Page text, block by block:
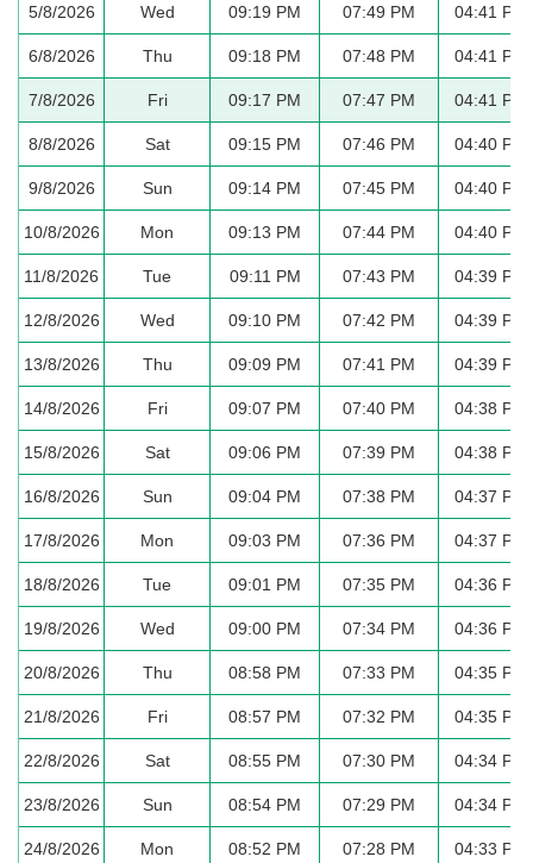
5/8/2026 Wed 09:19 PM 07:49 PM 04:41 PM
6/8/2026 Thu 09:18 PM 07:48 PM 04:41 PM
7/8/2026 Fri 09:17 PM 07:47 PM 04:41 PM
8/8/2026 Sat 09:15 PM 07:46 PM 04:40 PM
9/8/2026 Sun 09:14 PM 07:45 PM 04:40 PM
10/8/2026 Mon 09:13 PM 07:44 PM 04:40 PM
11/8/2026 Tue 09:11 PM 07:43 PM 04:39 PM
12/8/2026 Wed 09:10 PM 07:42 PM 04:39 PM
13/8/2026 Thu 09:09 PM 07:41 PM 04:39 PM
14/8/2026 Fri 09:07 PM 07:40 PM 04:38 PM
15/8/2026 Sat 09:06 PM 07:39 PM 04:38 PM
16/8/2026 Sun 09:04 PM 07:38 PM 04:37 PM
17/8/2026 Mon 09:03 PM 07:36 PM 04:37 PM
18/8/2026 Tue 09:01 PM 07:35 PM 04:36 PM
19/8/2026 Wed 09:00 PM 07:34 PM 04:36 PM
20/8/2026 Thu 08:58 PM 07:33 PM 04:35 PM
21/8/2026 Fri 08:57 PM 07:32 PM 04:35 PM
22/8/2026 Sat 08:55 PM 07:30 PM 04:34 PM
23/8/2026 Sun 08:54 PM 07:29 PM 04:34 PM
24/8/2026 Mon 08:52 PM 07:28 PM 04:33 PM